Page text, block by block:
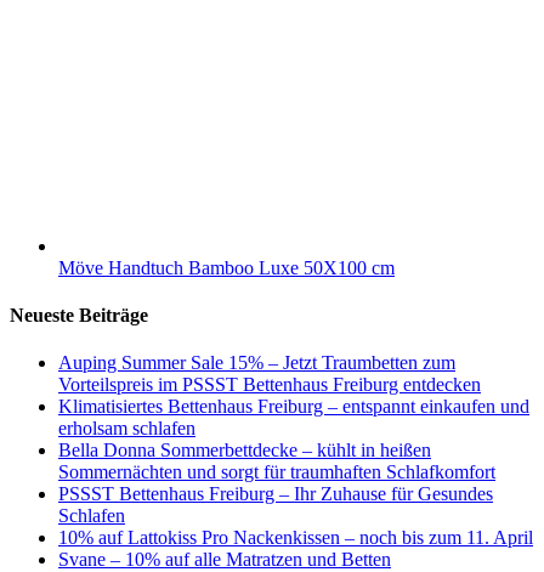
Möve Handtuch Bamboo Luxe 50X100 cm
Neueste Beiträge
Auping Summer Sale 15% – Jetzt Traumbetten zum
Vorteilspreis im PSSST Bettenhaus Freiburg entdecken
Klimatisiertes Bettenhaus Freiburg – entspannt einkaufen und
erholsam schlafen
Bella Donna Sommerbettdecke – kühlt in heißen
Sommernächten und sorgt für traumhaften Schlafkomfort
PSSST Bettenhaus Freiburg – Ihr Zuhause für Gesundes
Schlafen
10% auf Lattokiss Pro Nackenkissen – noch bis zum 11. April
Svane – 10% auf alle Matratzen und Betten